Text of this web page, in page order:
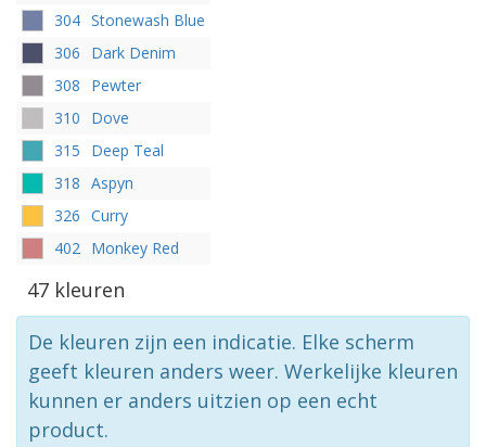
304 Stonewash Blue
306
Dark Denim
308
Pewter
310
Dove
315
Deep Teal
318 Aspyn
326 Curry
402 Monkey Red
47 kleuren
De kleuren zijn een indicatie. Elke scherm
geeft kleuren anders weer. Werkelijke kleuren
kunnen er anders uitzien op een echt
product.